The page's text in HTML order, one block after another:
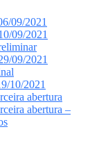
09/2021
09/2021
09/2021
10/2021
abertura
abertura –